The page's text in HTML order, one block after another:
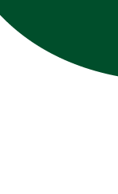
mogao
Hajduka!